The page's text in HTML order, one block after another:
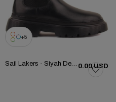
5
Sail Lakers - Siyah Deri Kadın Chelsea Bot 105-5073-H1338Z 0.00 USD